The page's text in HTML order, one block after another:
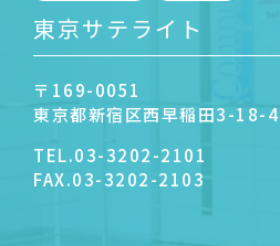
東京サテライト
〒169-0051
東京都新宿区西早稲田3-18-4
TEL.03-3202-2101
FAX.03-3202-2103